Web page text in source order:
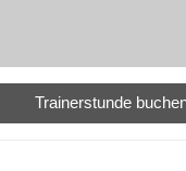
Trainerstunde